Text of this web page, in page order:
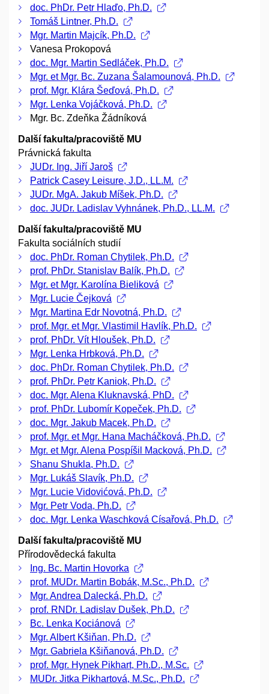
doc. PhDr. Petr Hlaďo, Ph.D.
Tomáš Lintner, Ph.D.
Mgr. Martin Majcík, Ph.D.
Vanesa Prokopová
doc. Mgr. Martin Sedláček, Ph.D.
Mgr. et Mgr. Bc. Zuzana Šalamounová, Ph.D.
prof. Mgr. Klára Šeďová, Ph.D.
Mgr. Lenka Vojáčková, Ph.D.
Mgr. Bc. Zdeňka Žádníková
Další fakulta/pracoviště MU
Právnická fakulta
JUDr. Ing. Jiří Jaroš
Patrick Casey Leisure, J.D., LL.M.
JUDr. MgA. Jakub Míšek, Ph.D.
doc. JUDr. Ladislav Vyhnánek, Ph.D., LL.M.
Další fakulta/pracoviště MU
Fakulta sociálních studií
doc. PhDr. Roman Chytilek, Ph.D.
prof. PhDr. Stanislav Balík, Ph.D.
Mgr. et Mgr. Karolína Bieliková
Mgr. Lucie Čejková
Mgr. Martina Edr Novotná, Ph.D.
prof. Mgr. et Mgr. Vlastimil Havlík, Ph.D.
prof. PhDr. Vít Hloušek, Ph.D.
Mgr. Lenka Hrbková, Ph.D.
doc. PhDr. Roman Chytilek, Ph.D.
prof. PhDr. Petr Kaniok, Ph.D.
doc. Mgr. Alena Kluknavská, PhD.
prof. PhDr. Lubomír Kopeček, Ph.D.
doc. Mgr. Jakub Macek, Ph.D.
prof. Mgr. et Mgr. Hana Macháčková, Ph.D.
Mgr. et Mgr. Alena Pospíšil Macková, Ph.D.
Shanu Shukla, Ph.D.
Mgr. Lukáš Slavík, Ph.D.
Mgr. Lucie Vidovićová, Ph.D.
Mgr. Petr Voda, Ph.D.
doc. Mgr. Lenka Waschková Císařová, Ph.D.
Další fakulta/pracoviště MU
Přírodovědecká fakulta
Ing. Bc. Martin Hovorka
prof. MUDr. Martin Bobák, M.Sc., Ph.D.
Mgr. Andrea Dalecká, Ph.D.
prof. RNDr. Ladislav Dušek, Ph.D.
Bc. Lenka Kociánová
Mgr. Albert Kšiňan, Ph.D.
Mgr. Gabriela Kšiňanová, Ph.D.
prof. Mgr. Hynek Pikhart, Ph.D., M.Sc.
MUDr. Jitka Pikhartová, M.Sc., Ph.D.